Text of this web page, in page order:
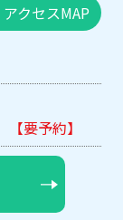
アクセスMAP
【要予約】